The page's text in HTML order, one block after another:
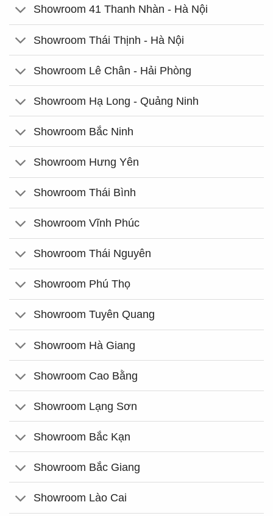
Showroom 41 Thanh Nhàn - Hà Nội
Showroom Thái Thịnh - Hà Nội
Showroom Lê Chân - Hải Phòng
Showroom Hạ Long - Quảng Ninh
Showroom Bắc Ninh
Showroom Hưng Yên
Showroom Thái Bình
Showroom Vĩnh Phúc
Showroom Thái Nguyên
Showroom Phú Thọ
Showroom Tuyên Quang
Showroom Hà Giang
Showroom Cao Bằng
Showroom Lạng Sơn
Showroom Bắc Kạn
Showroom Bắc Giang
Showroom Lào Cai